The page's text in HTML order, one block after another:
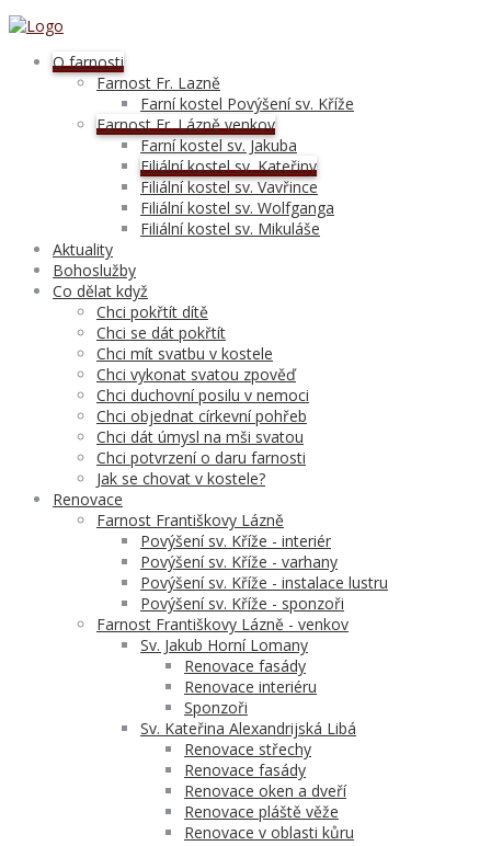
O farnosti
Farnost Fr. Lazně
Farní kostel Povýšení sv. Kříže
Farnost Fr. Lázně venkov
Farní kostel sv. Jakuba
Filiální kostel sv. Kateřiny
Filiální kostel sv. Vavřince
Filiální kostel sv. Wolfganga
Filiální kostel sv. Mikuláše
Aktuality
Bohoslužby
Co dělat když
Chci pokřtít dítě
Chci se dát pokřtít
Chci mít svatbu v kostele
Chci vykonat svatou zpověď
Chci duchovní posilu v nemoci
Chci objednat církevní pohřeb
Chci dát úmysl na mši svatou
Chci potvrzení o daru farnosti
Jak se chovat v kostele?
Renovace
Farnost Františkovy Lázně
Povýšení sv. Kříže - interiér
Povýšení sv. Kříže - varhany
Povýšení sv. Kříže - instalace lustru
Povýšení sv. Kříže - sponzoři
Farnost Františkovy Lázně - venkov
Sv. Jakub Horní Lomany
Renovace fasády
Renovace interiéru
Sponzoři
Sv. Kateřina Alexandrijská Libá
Renovace střechy
Renovace fasády
Renovace oken a dveří
Renovace pláště věže
Renovace v oblasti kůru